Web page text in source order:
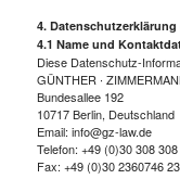
4. Datenschutzerklärung
4.1 Name und
Diese Datenschutz-
GÜNTHER ∙
Bundesallee 192
10717 Berlin, Deutschland
Email: info@gz-law.de
Telefon: +49 (0)30 308 308
Fax: +49 (0)30 2360746 23